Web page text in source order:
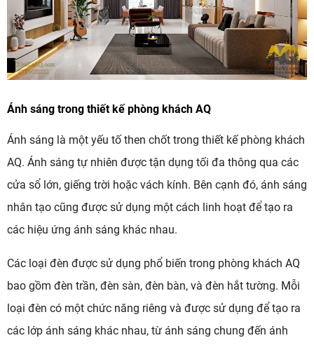
Ánh sáng trong thiết kế phòng khách AQ
Ánh sáng là một yếu tố then chốt trong thiết kế phòng khách
AQ. Ánh sáng tự nhiên được tận dụng tối đa thông qua các
cửa sổ lớn, giếng trời hoặc vách kính. Bên cạnh đó, ánh sáng
nhân tạo cũng được sử dụng một cách linh hoạt để tạo ra
các hiệu ứng ánh sáng khác nhau.
Các loại đèn được sử dụng phổ biến trong phòng khách AQ
bao gồm đèn trần, đèn sàn, đèn bàn, và đèn hắt tường. Mỗi
loại đèn có một chức năng riêng và được sử dụng để tạo ra
các lớp ánh sáng khác nhau, từ ánh sáng chung đến ánh